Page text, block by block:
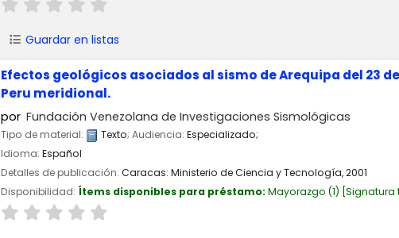
Guardar en listas
Efectos geológicos asociados al sismo de Arequipa del 23
Peru meridional.
por Fundación Venezolana de Investigaciones Sismológicas
Tipo de material: Texto; Audiencia: Especializado;
Idioma: Español
Detalles de publicación: Caracas: Ministerio de Ciencia y Tecnología,2001
Disponibilidad: Ítems disponibles para préstamo: Mayorazgo (1) Signatura